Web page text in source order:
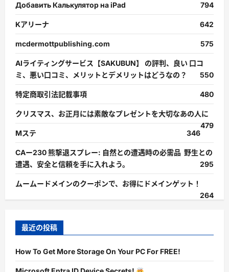
Добавить Калькулятор на iPad 794
Kアリーナ 642
mcdermottpublishing.com 575
AIライティングサービス【SAKUBUN】 の評判、良い 口コ
ミ、悪い口コミ、メリットとデメリットはどうなの？
550
特定商取引法記載事項 480
クリスマス、お正月には素敵なプレゼントを大切なあの人に
479
Mステ
346
CAー230 熊撃退スプレー: 自然との遭遇時の必需品 野生との
遭遇、安全と信頼を手に入れよう。
295
ムームードメインのクーポンで、お得にドメインゲット！
264
最近の投稿
How To Get More Storage On Your PC For FREE!